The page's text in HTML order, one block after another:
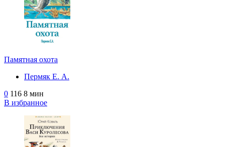
Памятная охота
Пермяк Е. А.
0 116 8 мин
В избранное